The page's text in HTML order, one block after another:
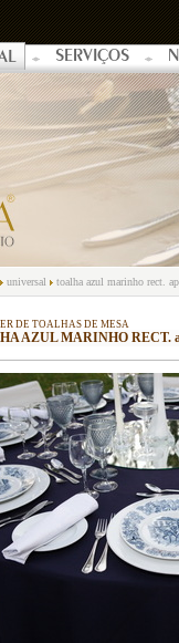
SERVIÇOS
universal toalha azul marinho rect.
DE TOALHAS DE MESA
AZUL MARINHO RECT.